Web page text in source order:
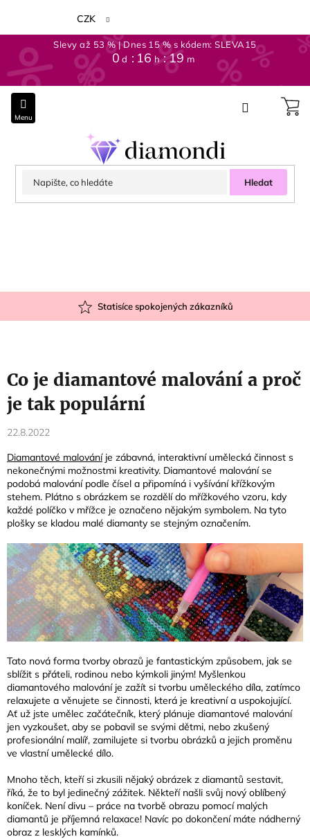
obsah
Slevy až 53 % | Dnes 15 % s kódem: SLEVA15
0 d : 16 h :19 m
CZK
Hledat
Statisíce spokojených zákazníků
Co je diamantové malování a proč
je tak populární
22.8.2022
Diamantové malováníje zábavná, interaktivní umělecká činnost s
nekonečnými možnostmi kreativity. Diamantové malování se
podobá malování podle čísel a připomíná i vyšívání křížkovým
stehem. Plátno s obrázkem se rozdělí do mřížkového vzoru, kdy
každé políčko v mřížce je označeno nějakým symbolem. Na tyto
plošky se kladou malé diamanty se stejným označením.
Tato nová forma tvorby obrazů je fantastickým způsobem, jak se
sblížit s přáteli, rodinou nebo kýmkoli jiným! Myšlenkou
diamantového malování je zažít si tvorbu uměleckého díla, zatímco
relaxujete a věnujete se činnosti, která je kreativní a uspokojující.
Ať už jste umělec začátečník, který plánuje diamantové malování
jen vyzkoušet, aby se pobavil se svými dětmi, nebo zkušený
profesionální malíř, zamilujete si tvorbu obrázků a jejich proměnu
ve vlastní umělecké dílo.
Mnoho těch, kteří si zkusili nějaký obrázek z diamantů sestavit,
říká, že to byl jedinečný zážitek. Někteří našli svůj nový oblíbený
koníček. Není divu – práce na tvorbě obrazu pomocí malých
diamantů je příjemná relaxace! Navíc po dokončení máte nádherný
obraz z lesklých kamínků.